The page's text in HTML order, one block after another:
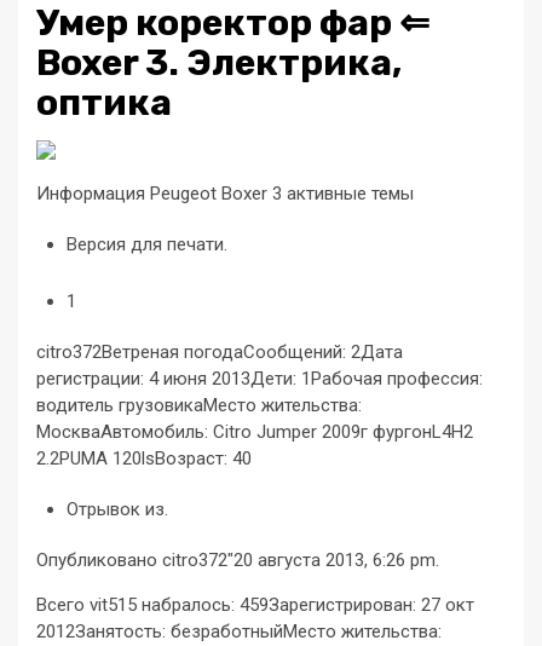
Умер коректор фар ⇐
Boxer 3. Электрика,
оптика
Информация Peugeot Boxer 3 активные темы
Версия для печати.
1
citro372Ветреная погодаСообщений: 2Дата
регистрации: 4 июня 2013Дети: 1Рабочая профессия:
водитель грузовикаМесто жительства:
МоскваАвтомобиль: Citro Jumper 2009г фургонL4H2
2.2PUMA 120lsВозраст: 40
Отрывок из.
Опубликовано citro372″20 августа 2013, 6:26 pm.
Всего vit515 набралось: 459Зарегистрирован: 27 окт
2012Занятость: безработныйМесто жительства: